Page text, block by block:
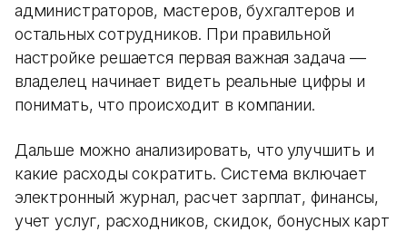
администраторов, мастеров, бухгалтеров и
остальных сотрудников. При правильной
настройке решается первая важная задача —
владелец начинает видеть реальные цифры и
понимать, что происходит в компании.
Дальше можно анализировать, что улучшить и
какие расходы сократить. Система включает
электронный журнал, расчет зарплат, финансы,
учет услуг, расходников, скидок, бонусных карт